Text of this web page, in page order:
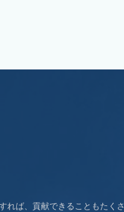
れば、貢献できることもたくさ